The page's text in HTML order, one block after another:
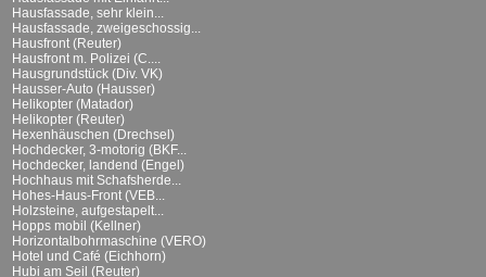
Hausfassade, sehr klein...
Hausfassade, zweigeschossig...
Hausfront (Reuter)
Hausfront m. Polizei (C....
Hausgrundstück (Div. VK)
Hausser-Auto (Hausser)
Helikopter (Matador)
Helikopter (Reuter)
Hexenhäuschen (Drechsel)
Hochdecker, 3-motorig (BKF...
Hochdecker, landend (Engel)
Hochhaus mit Schafsherde...
Hohes-Haus-Front (VEB...
Holzsteine, aufgestapelt...
Hopps mobil (Kellner)
Horizontalbohrmaschine (VERO)
Hotel und Café (Eichhorn)
Hubi am Seil (Reuter)